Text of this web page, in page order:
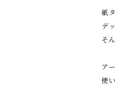
紙
デ
そ
ア
使